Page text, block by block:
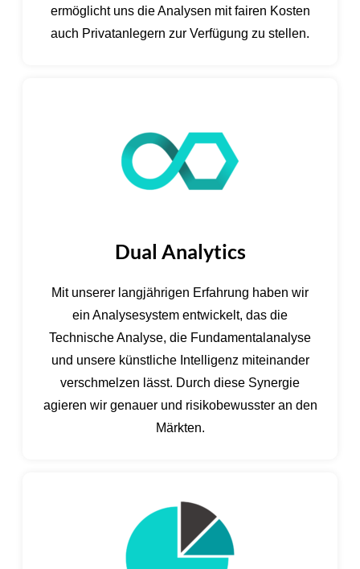
ermöglicht uns die Analysen mit fairen Kosten
auch Privatanlegern zur Verfügung zu stellen.
Dual Analytics
Mit unserer langjährigen Erfahrung haben wir
ein Analysesystem entwickelt, das die
Technische Analyse, die Fundamentalanalyse
und unsere künstliche Intelligenz miteinander
verschmelzen lässt. Durch diese Synergie
agieren wir genauer und risikobewusster an den
Märkten.